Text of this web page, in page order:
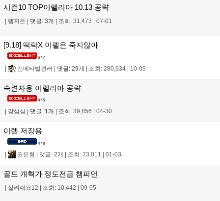
시즌10 TOP이렐리아 10.13 공략
램저든 댓글: 3개 조회: 31,473 07-01
[9.18] 떡락X 이렐은 죽지않아
6 / 7
| 신메타발견러 | 댓글: 29개 | 조회: 280,934 | 10-09
숙련자용 이렐리아 공략
4 / 5
강심심 댓글: 1개 조회: 39,856 04-30
이렐 저장용
4 / 8
| 권은형 | 댓글: 2개 | 조회: 73,011 | 01-03
골드 개혁가 정도전급 챔피언
| 살려줘요12 | 조회: 10,442 | 09-05